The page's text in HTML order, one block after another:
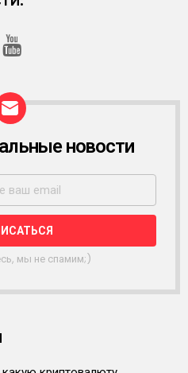
новости
мы не спамим;)